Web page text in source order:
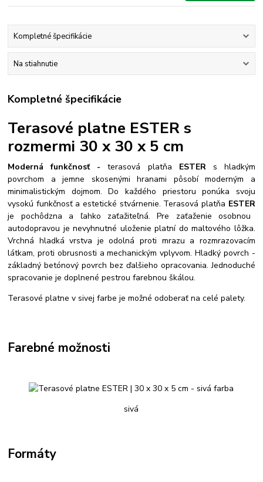
Kompletné špecifikácie
Na stiahnutie
Kompletné špecifikácie
Terasové platne ESTER s
rozmermi 30 x 30 x 5 cm
Moderná funkčnosť -terasová platňa ESTERs hladkým
povrchom a jemne skosenými hranami pôsobí moderným a
minimalistickým dojmom. Do každého priestoru ponúka svoju
vysokú funkčnosť a estetické stvárnenie. Terasová platňa ESTER
je pochôdzna a ľahko zaťažiteľná. Pre zaťaženie osobnou
autodopravou je nevyhnutné uloženie platní do maltového lôžka.
Vrchná hladká vrstva je odolná proti mrazu a rozmrazovacím
látkam, proti obrusnosti a mechanickým vplyvom. Hladký povrch -
základný betónový povrch bez ďalšieho opracovania. Jednoduché
spracovanie je doplnené pestrou farebnou škálou.
Terasové platne v sivej farbe je možné odoberať na celé palety.
Farebné možnosti
sivá
Formáty